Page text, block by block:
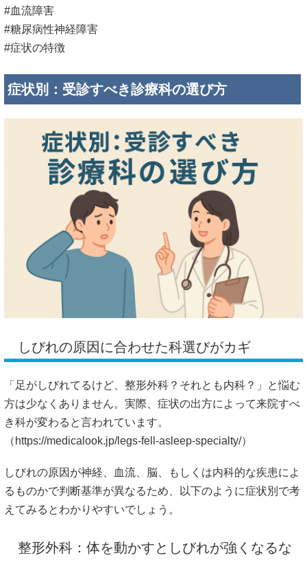
#血流障害
#糖尿病性神経障害
#症状の特徴
症状別：受診すべき診療科の選び方
しびれの原因に合わせた科選びがカギ
「足がしびれてるけど、整形外科？それとも内科？」と悩む
方は少なくありません。実際、症状の出方によって来院すべ
き科が変わると言われています。
（ https://medicalook.jp/legs-fell-asleep-specialty/）
しびれの原因が神経、血流、脳、もしくは内科的な疾患によ
るものかで判断基準が異なるため、以下のように症状別で考
えてみるとわかりやすいでしょう。
整形外科：体を動かすとしびれが強くなるな